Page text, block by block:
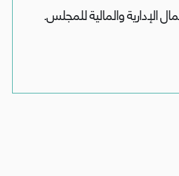
الإدارية والمالية للمجلس.